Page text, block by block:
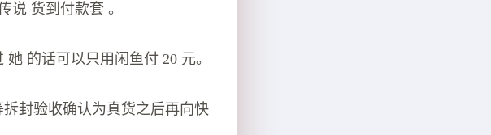
说 货到付款套 。
的话可以只用闲鱼付 20 元。
封验收确认为真货之后再向快